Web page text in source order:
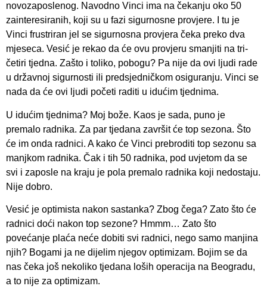
novozaposlenog. Navodno Vinci ima na čekanju oko 50
zainteresiranih, koji su u fazi sigurnosne provjere. I tu je
Vinci frustriran jel se sigurnosna provjera čeka preko dva
mjeseca. Vesić je rekao da će ovu provjeru smanjiti na tri-
četiri tjedna. Zašto i toliko, pobogu? Pa nije da ovi ljudi rade
u državnoj sigurnosti ili predsjedničkom osiguranju. Vinci se
nada da će ovi ljudi početi raditi u idućim tjednima.
U idućim tjednima? Moj bože. Kaos je sada, puno je
premalo radnika. Za par tjedana završit će top sezona. Što
će im onda radnici. A kako će Vinci prebroditi top sezonu sa
manjkom radnika. Čak i tih 50 radnika, pod uvjetom da se
svi i zaposle na kraju je pola premalo radnika koji nedostaju.
Nije dobro.
Vesić je optimista nakon sastanka? Zbog čega? Zato što će
radnici doći nakon top sezone? Hmmm… Zato što
povećanje plaća neće dobiti svi radnici, nego samo manjina
njih? Bogami ja ne dijelim njegov optimizam. Bojim se da
nas čeka još nekoliko tjedana loših operacija na Beogradu,
a to nije za optimizam.